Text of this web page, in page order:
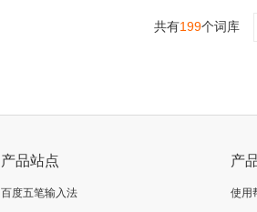
共有199个词库
产品站点
百度五笔输入法
产
使用